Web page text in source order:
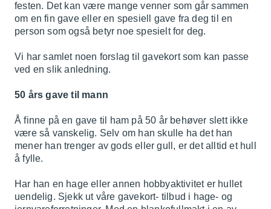
festen. Det kan være mange venner som går sammen
om en fin gave eller en spesiell gave fra deg til en
person som også betyr noe spesielt for deg.
Vi har samlet noen forslag til gavekort som kan passe
ved en slik anledning.
50 års gave til mann
Å finne på en gave til ham på 50 år behøver slett ikke
være så vanskelig. Selv om han skulle ha det han
mener han trenger av gods eller gull, er det alltid et hull
å fylle.
Har han en hage eller annen hobbyaktivitet er hullet
uendelig. Sjekk ut våre gavekort- tilbud i hage- og